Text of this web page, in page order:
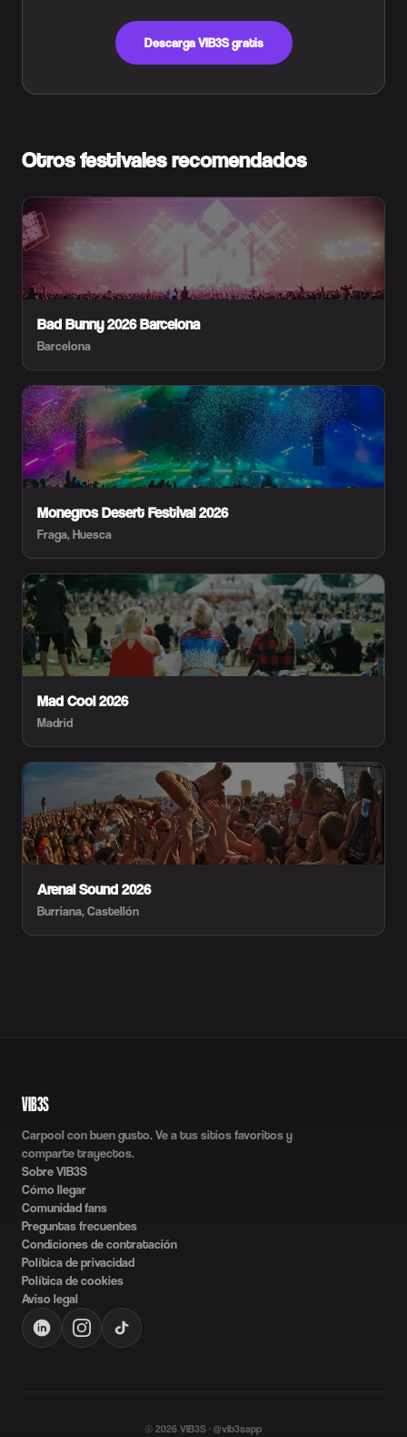
Descarga VIB3S gratis
Otros festivales recomendados
Bad Bunny 2026 Barcelona
Barcelona
Monegros Desert Festival 2026
Fraga, Huesca
Mad Cool 2026
Madrid
Arenal Sound 2026
Burriana, Castellón
VIB3S
Carpool con buen gusto. Ve a tus sitios favoritos y
comparte trayectos.
Sobre VIB3S
Cómo llegar
Comunidad fans
Preguntas frecuentes
Condiciones de contratación
Política de privacidad
Política de cookies
Aviso legal
© 2026 VIB3S · @vib3sapp